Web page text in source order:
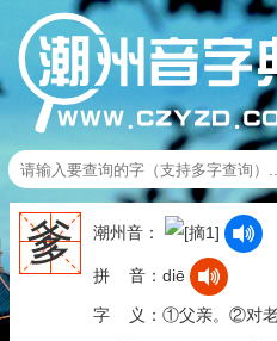
爹 潮州音：
拼 音：diē
字 义：①父亲。②对老